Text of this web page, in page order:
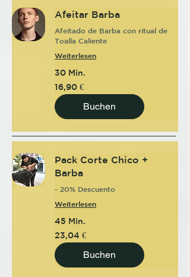
Afeitar Barba
Afeitado de Barba con ritual de
Toalla Caliente
Weiterlesen
30 Min.
16,90
Euro
16,90 €
Buchen
Pack Corte Chico +
Barba
- 20% Descuento
Weiterlesen
45 Min.
23,04
Euro
23,04 €
Buchen